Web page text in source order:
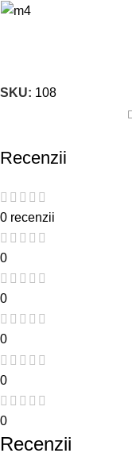
SKU: 108
Recenzii
0 recenzii
0
0
0
0
0
Recenzii